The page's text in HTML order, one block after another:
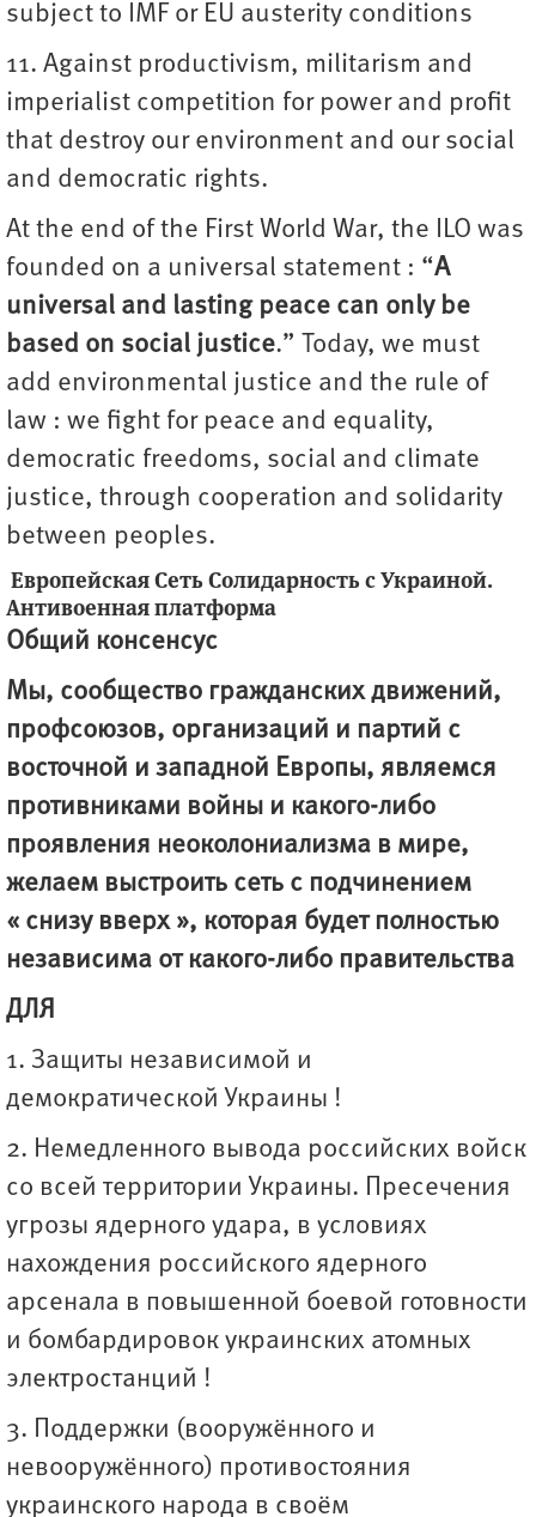
subject to IMF or EU austerity conditions
11. Against productivism, militarism and
imperialist competition for power and profit
that destroy our environment and our social
and democratic rights.
At the end of the First World War, the ILO was
founded on a universal statement : “A
universal and lasting peace can only be
based on social justice.” Today, we must
add environmental justice and the rule of
law : we fight for peace and equality,
democratic freedoms, social and climate
justice, through cooperation and solidarity
between peoples.
Европейская Сеть Солидарность с Украиной.
Антивоенная платформа
Общий консенсус
Мы, сообщество гражданских движений,
профсоюзов, организаций и партий с
восточной и западной Европы, являемся
противниками войны и какого-либо
проявления неоколониализма в мире,
желаем выстроить сеть с подчинением
« снизу вверх », которая будет полностью
независима от какого-либо правительства
ДЛЯ
1. Защиты независимой и
демократической Украины !
2. Немедленного вывода российских войск
со всей территории Украины. Пресечения
угрозы ядерного удара, в условиях
нахождения российского ядерного
арсенала в повышенной боевой готовности
и бомбардировок украинских атомных
электростанций !
3. Поддержки (вооружённого и
невооружённого) противостояния
украинского народа в своём